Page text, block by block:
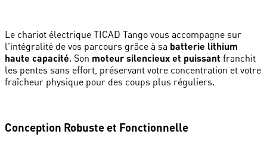
Le chariot électrique TICAD Tango vous accompagne sur
l'intégralité de vos parcours grâce à sa batterie lithium
haute capacité. Son moteur silencieux et puissant franchit
les pentes sans effort, préservant votre concentration et votre
fraîcheur physique pour des coups plus réguliers.
Conception Robuste et Fonctionnelle